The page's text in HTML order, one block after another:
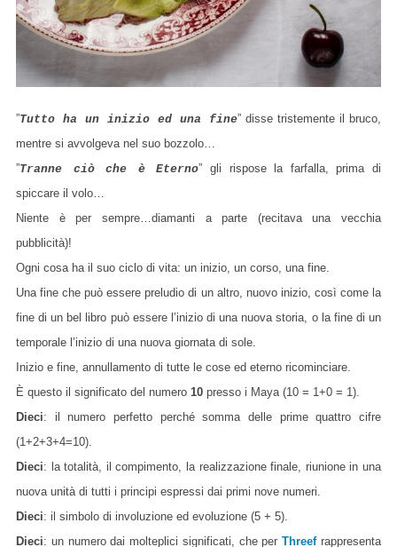
”Tutto ha un inizio ed una fine” disse tristemente il bruco,
mentre si avvolgeva nel suo bozzolo…
”Tranne ciò che è Eterno” gli rispose la farfalla, prima di
spiccare il volo…
Niente è per sempre…diamanti a parte (recitava una vecchia
pubblicità)!
Ogni cosa ha il suo ciclo di vita: un inizio, un corso, una fine.
Una fine che può essere preludio di un altro, nuovo inizio, così come la
fine di un bel libro può essere l’inizio di una nuova storia, o la fine di un
temporale l’inizio di una nuova giornata di sole.
Inizio e fine, annullamento di tutte le cose ed eterno ricominciare.
È questo il significato del numero 10presso i Maya (10 = 1+0 = 1).
Dieci: il numero perfetto perché somma delle prime quattro cifre
(1+2+3+4=10).
Dieci: la totalità, il compimento, la realizzazione finale, riunione in una
nuova unità di tutti i principi espressi dai primi nove numeri.
Dieci: il simbolo di involuzione ed evoluzione (5 + 5).
Dieci: un numero dai molteplici significati, che perThreefrappresenta